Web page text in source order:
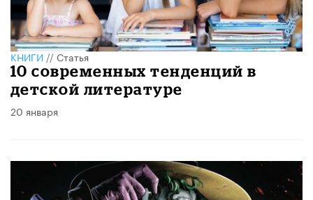
КНИГИ // Статья
10 современных тенденций в
детской литературе
20 января